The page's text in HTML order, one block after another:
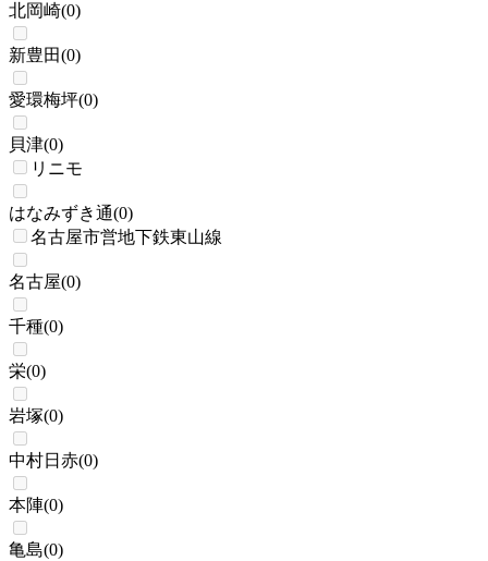
北岡崎(0)
新豊田(0)
愛環梅坪(0)
貝津(0)
リニモ
はなみずき通(0)
名古屋市営地下鉄東山線
名古屋(0)
千種(0)
栄(0)
岩塚(0)
中村日赤(0)
本陣(0)
亀島(0)